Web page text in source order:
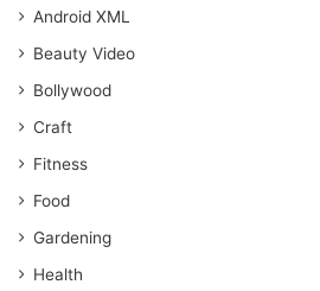
Android XML
Beauty Video
Bollywood
Craft
Fitness
Food
Gardening
Health